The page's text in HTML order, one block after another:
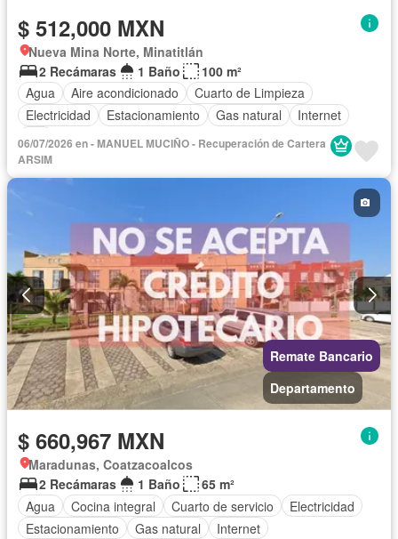
$ 512,000 MXN
Nueva Mina Norte, Minatitlán
2 Recámaras
1 Baño
100 m²
Agua
Aire acondicionado
Cuarto de Limpieza
Electricidad
Estacionamiento Gas natural
Internet
Wifi
06/07/2026 en - MANUEL MUCIÑO - Recuperación de Cartera
ARSIM
Remate Bancario
Departamento
$ 660,967 MXN
Maradunas, Coatzacoalcos
2 Recámaras
1 Baño
65 m²
Agua
Cocina integral Cuarto de servicio
Electricidad
Estacionamiento
Gas natural Internet